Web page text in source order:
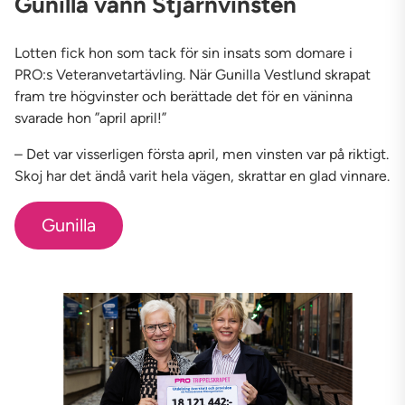
Lotten fick hon som tack för sin insats som domare i
PRO:s Veteranvetartävling. När Gunilla Vestlund skrapat
fram tre högvinster och berättade det för en väninna
svarade hon ”april april!”
– Det var visserligen första april, men vinsten var på riktigt.
Skoj har det ändå varit hela vägen, skrattar en glad vinnare.
Gunilla